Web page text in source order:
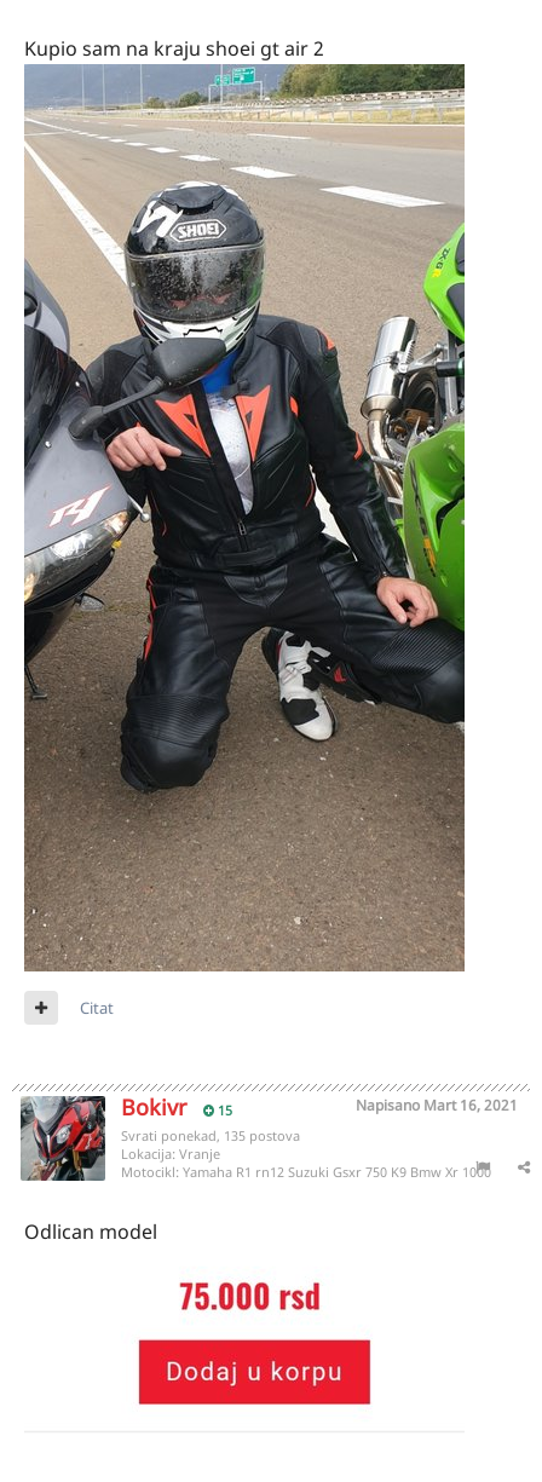
Kupio sam na kraju shoei gt air 2
Citat
Bokivr 15 Napisano Mart 16, 2021
Svrati ponekad, 135 postova
Lokacija: Vranje
Motocikl: Yamaha R1 rn12 Suzuki Gsxr 750 K9 Bmw Xr 1000
Odlican model